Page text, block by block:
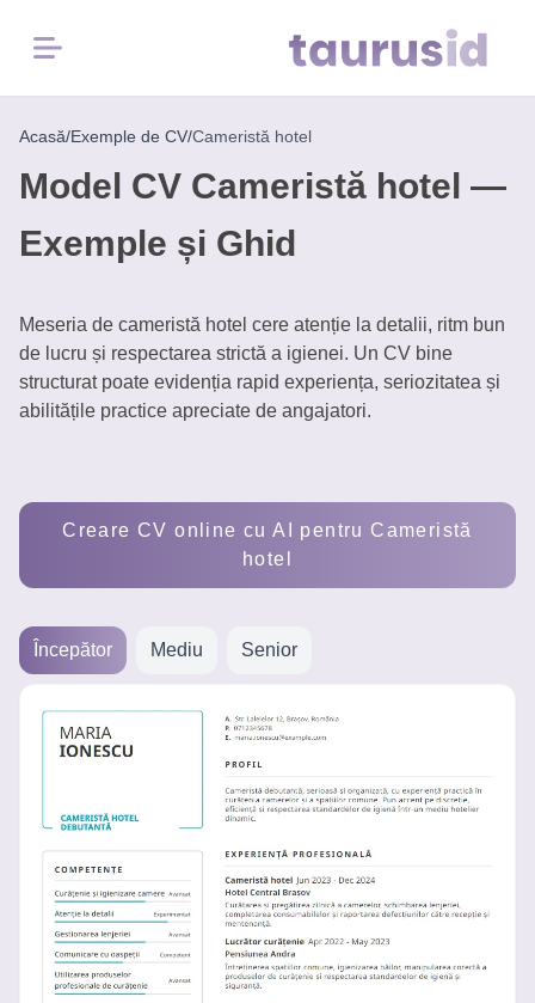
Menu
Home
pentru
un CV
Acasă/Exemple de CV/Cameristă hotel
Model CV Cameristă hotel —
Exemple și Ghid
Meseria de cameristă hotel cere atenție la detalii, ritm bun
de lucru și respectarea strictă a igienei. Un CV bine
structurat poate evidenția rapid experiența, seriozitatea și
abilitățile practice apreciate de angajatori.
Creare CV online cu AI pentru Cameristă
hotel
Începător Mediu Senior